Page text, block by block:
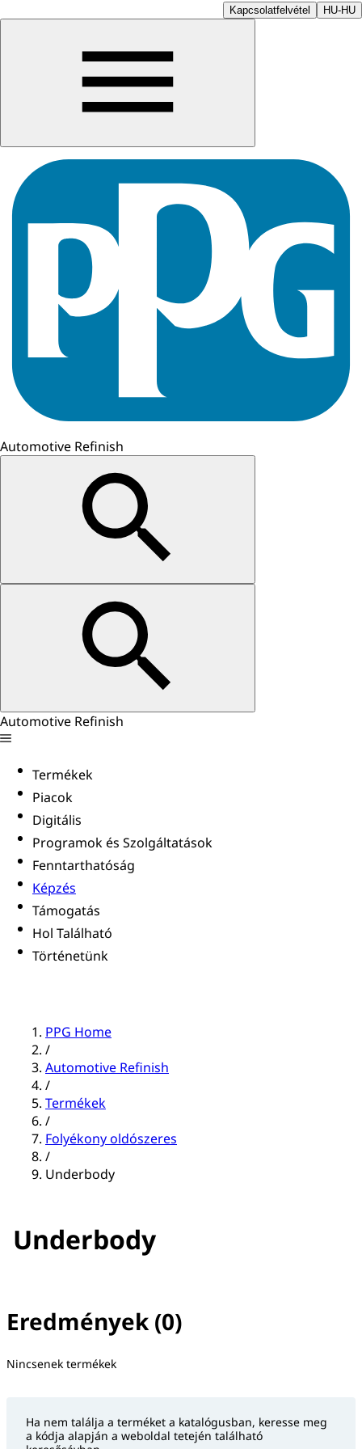
Kapcsolatfelvétel HU-HU
Automotive Refinish
Automotive Refinish
Termékek
Piacok
Digitális
Programok és Szolgáltatások
Fenntarthatóság
Képzés
Támogatás
Hol Található
Történetünk
PPG Home
/
Automotive Refinish
/
Termékek
/
Folyékony oldószeres
/
Underbody
Underbody
Eredmények (0)
Nincs(ek) szűrő(k) kiválasztva
Nincsenek termékek
Ha nem találja a terméket a katalógusban, keresse meg
a kódja alapján a weboldal tetején található